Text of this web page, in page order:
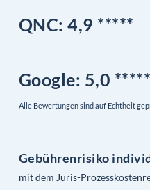
QNC: 4,9 *****
Google: 5,0 *****
Alle Bewertungen sind auf Echtheit
Gebührenrisiko
mit dem Juris-